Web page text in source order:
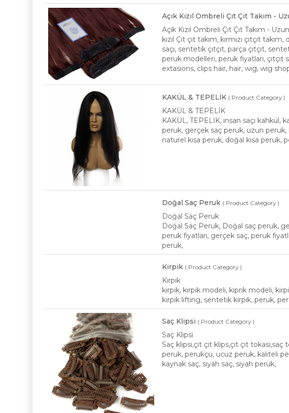
Açık Kızıl Ombreli Çıt Çıt Takım -
Açık Kızıl Ombreli Çıt Çıt Takım -
kızıl Çıt çıt takım, kırmızı çıtçıt
saçı, sentetik çıtçıt, parça çıtçıt,
peruk modelleri, peruk fiyatları, çıtçıt
extasions, clips hair, hair, wig, wig
KAKÜL & TEPELİK ( Product Category )
KAKÜL & TEPELİK
KAKÜL, TEPELİK, insan saçı
peruk, gerçek saç peruk, uzun peruk,
naturel kısa peruk, doğal kısa peruk,
Doğal Saç Peruk ( Product Category )
Doğal Saç Peruk
Doğal Saç Peruk, Doğal saç peruk,
peruk fiyatları, gerçek saç, peruk
peruk,
Kirpik ( Product Category )
Kirpik
kirpik, kirpik modeli, kiprik modeli,
kirpik lifting, sentetik kirpik, peruk,
Saç Klipsi ( Product Category )
Saç Klipsi
Saç klipsi,çıt çıt klips,çıt çıt
peruk, perukçu, ucuz peruk, kaliteli
kaynak saç, siyah saç, siyah peruk,